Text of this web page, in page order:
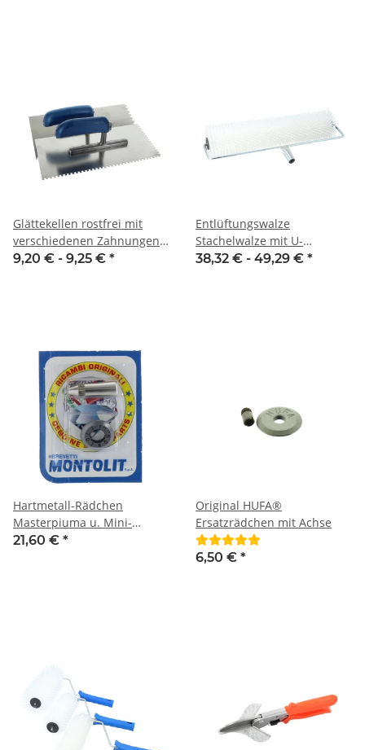
Glättekellen rostfrei mit
verschiedenen Zahnungen
E, R, T, S, RR
9,20 € - 9,25 € *
Entlüftungswalze
Stachelwalze mit U-
Metallbügel
38,32 € - 49,29 € *
Hartmetall-Rädchen
Masterpiuma u. Mini-
Montolit 14 mm mit Achse
21,60 € *
Original HUFA®
Ersatzrädchen mit Achse
6,50 € *